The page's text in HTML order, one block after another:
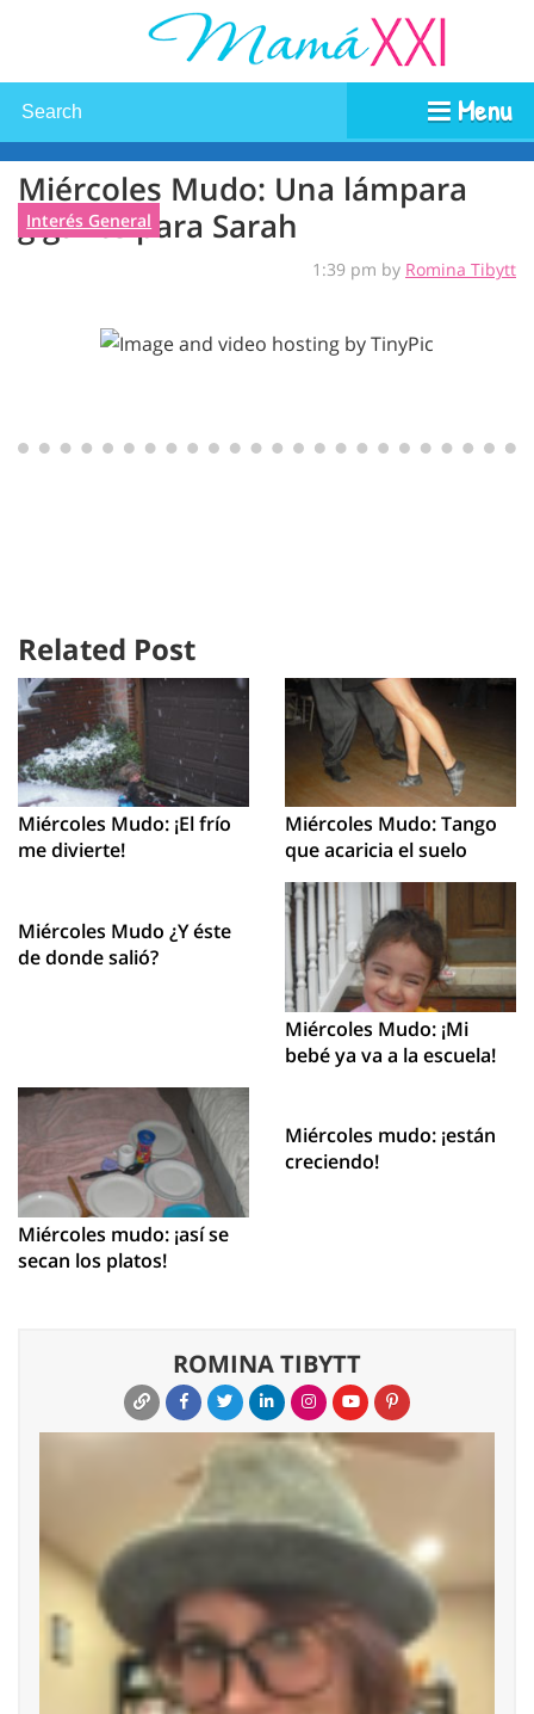
Menu
Miércoles Mudo: Una lámpara
gigante para Sarah
Interés General
1:39 pm by Romina Tibytt
Related Post
Miércoles Mudo: ¡El frío
me divierte!
Miércoles Mudo: Tango
que acaricia el suelo
Miércoles Mudo ¿Y éste
de donde salió?
Miércoles Mudo: ¡Mi
bebé ya va a la escuela!
Miércoles mudo: ¡así se
secan los platos!
Miércoles mudo: ¡están
creciendo!
ROMINA TIBYTT